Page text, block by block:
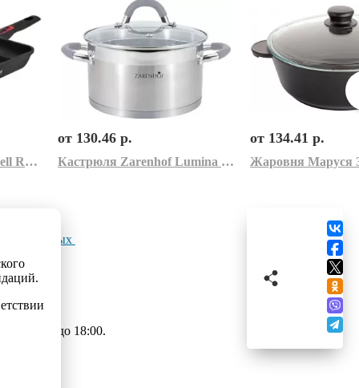
Сковорода-гриль Rondell RDA-883
от 130.46 р.
Кастрюля Zarenhof Lumina ZS 0011 (серый)
от 134.41 р.
Жаровня Маруся
данных
с 09:00 до 18:00.